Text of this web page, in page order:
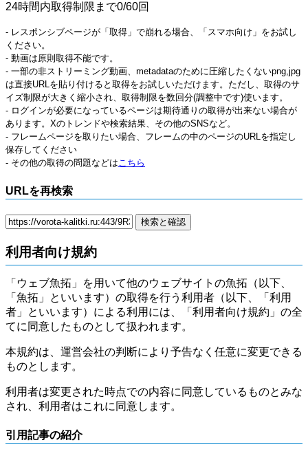
24時間内取得制限まで0/60回
- レスポンシブページが「取得」で崩れる場合、「スマホ向け」をお試し
ください。
- 動画は原則取得不能です。
- 一部の非ストリーミング動画、metadataのために圧縮したくないpng,jpg
は直接URLを貼り付けると取得をお試しいただけます。ただし、取得のサ
イズ制限が大きく縮小され、取得制限を数回分(調整中です)使います。
- ログインが必要になっているページは期待通りの取得が出来ない場合が
あります。Xのトレンドや検索結果、その他のSNSなど。
- フレームページを取りたい場合、フレームの中のページのURLを指定し
保存してください
- その他の取得の問題などはこちら
URLを再検索
利用者向け規約
「ウェブ魚拓」を用いて他のウェブサイトの魚拓（以下、
「魚拓」といいます）の取得を行う利用者（以下、「利用
者」といいます）による利用には、「利用者向け規約」の全
てに同意したものとして扱われます。
本規約は、運営会社の判断により予告なく任意に変更できる
ものとします。
利用者は変更された時点での内容に同意しているものとみな
され、利用者はこれに同意します。
引用記事の紹介